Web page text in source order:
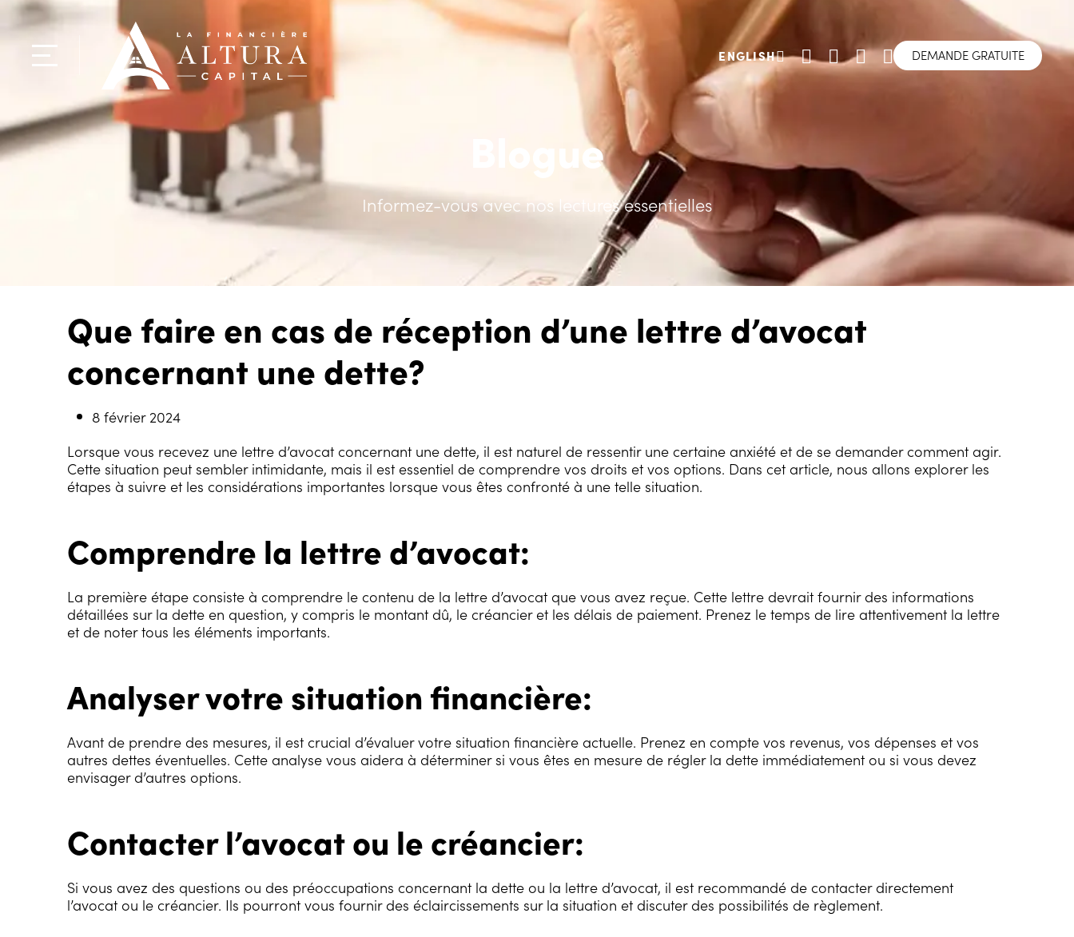
ENGLISH DEMANDE GRATUITE
Blogue
Informez-vous avec nos lectures essentielles
Que faire en cas de réception d’une lettre d’avocat
concernant une dette?
8 février 2024
Lorsque vous recevez une lettre d’avocat concernant une dette, il est naturel de ressentir une certaine anxiété et de se demander comment agir.
Cette situation peut sembler intimidante, mais il est essentiel de comprendre vos droits et vos options. Dans cet article, nous allons explorer les
étapes à suivre et les considérations importantes lorsque vous êtes confronté à une telle situation.
Comprendre la lettre d’avocat:
La première étape consiste à comprendre le contenu de la lettre d’avocat que vous avez reçue. Cette lettre devrait fournir des informations
détaillées sur la dette en question, y compris le montant dû, le créancier et les délais de paiement. Prenez le temps de lire attentivement la lettre
et de noter tous les éléments importants.
Analyser votre situation financière:
Avant de prendre des mesures, il est crucial d’évaluer votre situation financière actuelle. Prenez en compte vos revenus, vos dépenses et vos
autres dettes éventuelles. Cette analyse vous aidera à déterminer si vous êtes en mesure de régler la dette immédiatement ou si vous devez
envisager d’autres options.
Contacter l’avocat ou le créancier:
Si vous avez des questions ou des préoccupations concernant la dette ou la lettre d’avocat, il est recommandé de contacter directement
l’avocat ou le créancier. Ils pourront vous fournir des éclaircissements sur la situation et discuter des possibilités de règlement.